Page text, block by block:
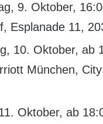
9. Oktober,
Esplanade 11,
10. Oktober, ab
München,
Oktober, ab